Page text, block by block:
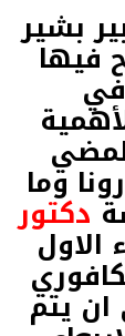
بشير
فيها
في
وما
دكتور
الاول
21/7/2020على ان يتم